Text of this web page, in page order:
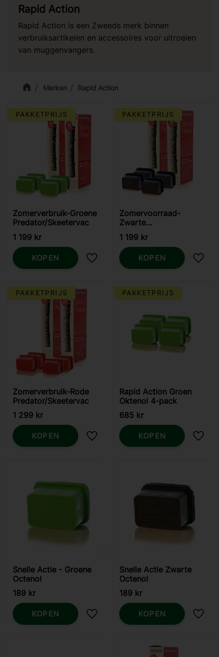
Merken Rapid Action
Rapid Action
Rapid Action is een Zweeds merk binnen
verbruiksartikelen en accessoires voor uitroeien
van muggenvangers.
Zomerverbruik-Groene
Predator/Skeetervac
1 199 kr
PAKKETPRIJS
Toevoegen aan favorieten
KOPEN
Zomervoorraad-
Zwarte
Predator/Skeetervac
1 199 kr
PAKKETPRIJS
KOPEN
Zomerverbruik-Rode
Predator/Skeetervac
1 299 kr
PAKKETPRIJS
Toevoegen aan favorieten
KOPEN
Rapid Action Groen
Oktenol 4-pack
685 kr
PAKKETPRIJS
KOPEN
Snelle Actie - Groene
Octenol
189 kr
Toevoegen aan favorieten
KOPEN
Snelle Actie Zwarte
Octenol
189 kr
KOPEN